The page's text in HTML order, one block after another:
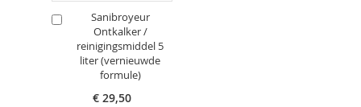
Sanibroyeur
Ontkalker /
reinigingsmiddel 5
liter (vernieuwde
formule)
€ 29,50
Winkelwagen